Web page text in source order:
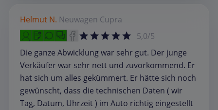
Helmut N. Neuwagen Cupra
5,0/5
Die ganze Abwicklung war sehr gut. Der junge
Verkäufer war sehr nett und zuvorkommend. Er
hat sich um alles gekümmert. Er hätte sich noch
gewünscht, dass die technischen Daten ( wir
Tag, Datum, Uhrzeit ) im Auto richtig eingestellt